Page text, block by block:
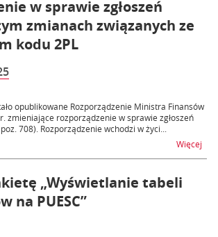
w sprawie zgłoszeń
zmianach związanych ze
kodu 2PL
opublikowane Rozporządzenie Ministra Finansów
zmieniające rozporządzenie w sprawie zgłoszeń
708). Rozporządzenie wchodzi w życi...
Więcej
„Wyświetlanie tabeli
na PUESC”